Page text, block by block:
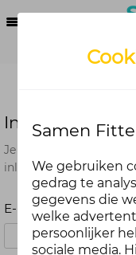
Inloggen
Je kunt met je Samen
inloggen. Dus één
E-mailadres
Samen
We gebruiken
gedrag te
gegevens die
welke
persoonlijker
sociale media.